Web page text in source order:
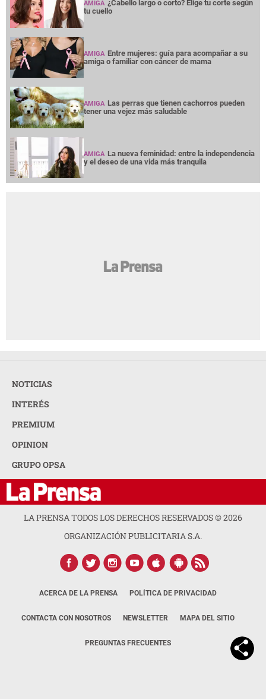
AMIGA ¿Cabello largo o corto? Elige tu corte según
tu cuello
AMIGA Entre mujeres: guía para acompañar a su
amiga o familiar con cáncer de mama
AMIGA Las perras que tienen cachorros pueden
tener una vejez más saludable
AMIGA La nueva feminidad: entre la independencia
y el deseo de una vida más tranquila
NOTICIAS
INTERÉS
PREMIUM
OPINION
GRUPO OPSA
LA PRENSA TODOS LOS DERECHOS RESERVADOS ©2026
ORGANIZACIÓN PUBLICITARIA S.A.
ACERCA DE LA PRENSA POLÍTICA DE PRIVACIDAD
CONTACTA CON NOSOTROS NEWSLETTER MAPA DEL SITIO
PREGUNTAS FRECUENTES